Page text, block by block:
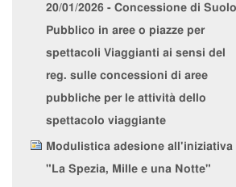
20/01/2026 - Concessione di Suolo
Pubblico in aree o piazze per
spettacoli Viaggianti ai sensi del
reg. sulle concessioni di aree
pubbliche per le attività dello
spettacolo viaggiante
Modulistica adesione all'iniziativa
"La Spezia, Mille e una Notte"